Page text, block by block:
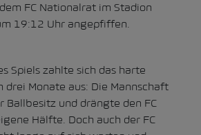
FC Nationalrat im Stadion
19:12 Uhr angepfiffen.
Spiels zahlte sich das harte
drei Monate aus: Die Mannschaft
Ballbesitz und drängte den FC
Hälfte. Doch auch der FC